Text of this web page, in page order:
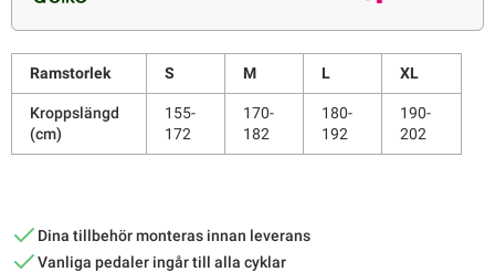
Ramstorlek S M L XL
Kroppslängd
(cm)
155-
172
170-
182
180-
192
190-
202
Dina tillbehör monteras innan leverans
Vanliga pedaler ingår till alla cyklar